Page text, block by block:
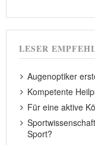
LESER
Augenoptiker
Kompetente
Für eine aktive
Sport?